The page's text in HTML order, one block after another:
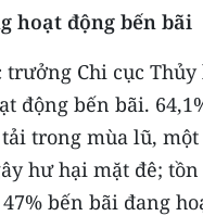
hoạt động bến bãi
trưởng Chi cục
động bến bãi.
trong mùa lũ,
hư hại mặt đê;
bến bãi đang